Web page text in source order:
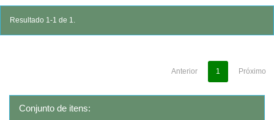
Resultado 1-1 de 1.
Anterior 1 Próximo
Conjunto de itens: